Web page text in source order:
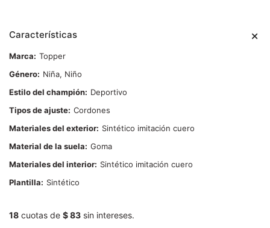
Características
Marca
Topper
Género
Niña, Niño
Estilo del champión
Deportivo
Tipos de ajuste Cordones
Materiales del exterior
Sintético imitación cuero
Material de la suela
Goma
Materiales del interior
Sintético imitación cuero
Plantilla
Sintético
18 cuotas de $ 83 sin intereses.